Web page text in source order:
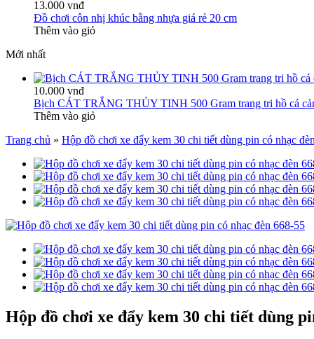
13.000 vnđ
Đồ chơi côn nhị khúc bằng nhựa giá rẻ 20 cm
Thêm vào giỏ
Mới nhất
10.000 vnđ
Bịch CÁT TRẮNG THỦY TINH 500 Gram trang tri hồ cá
Thêm vào giỏ
Trang chủ » Hộp đồ chơi xe đẩy kem 30 chi tiết dùng pin có nhạc
Hộp đồ chơi xe đẩy kem 30 chi tiết dùng